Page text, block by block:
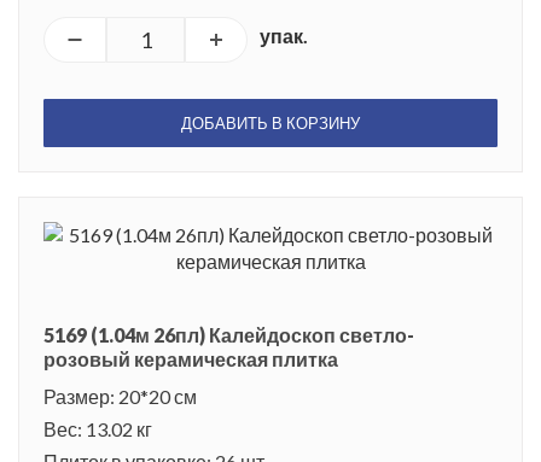
упак.
ДОБАВИТЬ В КОРЗИНУ
5169 (1.04м 26пл) Калейдоскоп светло-
розовый керамическая плитка
Размер: 20*20 см
Вес: 13.02 кг